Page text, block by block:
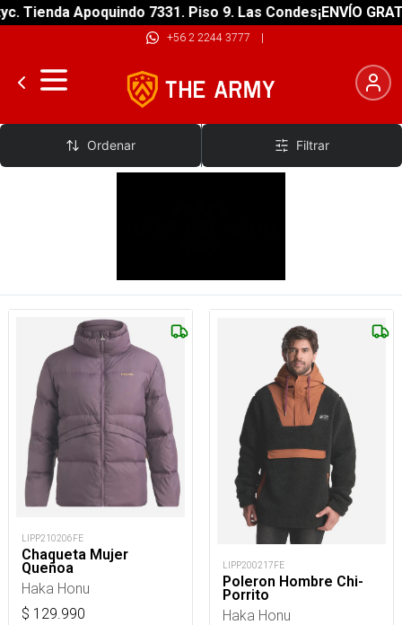
Apoquindo 7331. Piso 9. Las Condes¡ENVÍO GRATIS!
+56 2 2244 3777 |
Haka Honu
Ordenar Filtrar
LIPP210206FE
Chaqueta Mujer
Queñoa
Haka Honu
$ 129.990
LIPP200217FE
Poleron Hombre Chi-
Porrito
Haka Honu